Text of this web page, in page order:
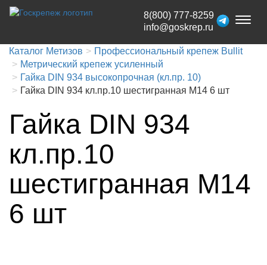
Toggle
8(800) 777-8259
info@goskrep.ru
Каталог Метизов
Профессиональный крепеж Bullit
Метрический крепеж усиленный
Гайка DIN 934 высокопрочная (кл.пр. 10)
Гайка DIN 934 кл.пр.10 шестигранная M14 6 шт
Гайка DIN 934
кл.пр.10
шестигранная M14
6 шт